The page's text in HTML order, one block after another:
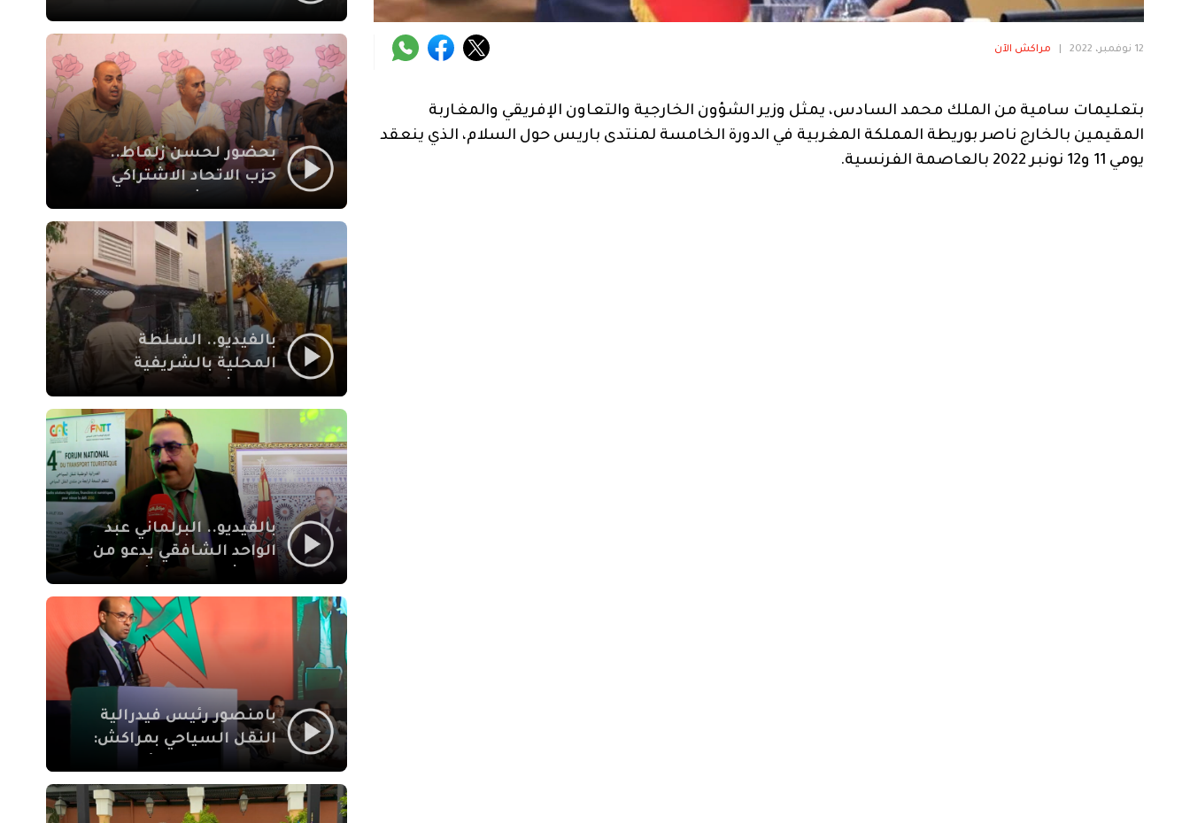
12 نوفمبر، 2022 مراكش الآن
بتعليمات سامية من الملك محمد السادس، يمثل وزير الشؤون الخارجية والتعاون الإفريقي والمغاربة
المقيمين بالخارج ناصر بوريطة المملكة المغربية في الدورة الخامسة لمنتدى باريس حول السلام، الذي ينعقد
يومي 11 و12 نونبر 2022 بالعاصمة الفرنسية.
بمراكش
بحضور لحسن زلماط..
حزب الاتحاد الاشتراكي
مقراً بمقاطعة سيدي
يوسف بن علي مراكش
بالفيديو.. السلطة
المحلية بالشريفية
بنايات غير قانونية بإقامة
الإيمان
بالفيديو.. البرلماني عبد
الواحد الشافقي يدعو من
النقل السياحي لمواكبة
بامنصور رئيس فيدرالية
النقل السياحي بمراكش:
والاصلاح التشريعي
ركيزتان أساسيتان لكسب